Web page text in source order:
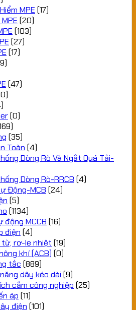
MPE (17)
(20)
(103)
(27)
(17)
(47)
(0)
(35)
Toàn (4)
Dòng Rò Và Ngắt Quá Tải-
Dòng Rò-RRCB (4)
Động-MCB (24)
(5)
(1134)
động MCCB (16)
điện (4)
từ, rơ-le nhiệt (19)
khí (ACB) (0)
tắc (889)
dây kéo dài (9)
cắm công nghiệp (25)
áp (11)
điện (101)